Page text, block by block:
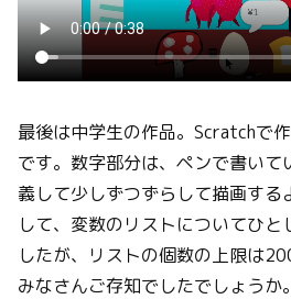
最後は中学生の作品。Scratchで
です。数字部分は、ペンで書いて
義して少しずつずらして描画する
して、変数のリストについてひと
したが、リストの個数の上限は
みなさんご存知でしたでしょうか。